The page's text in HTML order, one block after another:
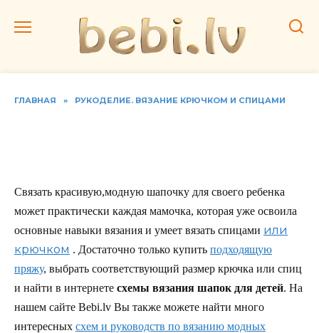
ГЛАВНАЯ » РУКОДЕЛИЕ. ВЯЗАНИЕ КРЮЧКОМ И СПИЦАМИ
Связать красивую,модную шапочку для своего ребенка
может практически каждая мамочка, которая уже освоила
основные навыки вязания и умеет вязать спицами или
крючком . Достаточно только купить подходящую
пряжу, выбрать соответствующий размер крючка или спиц
и найти в интернете схемы вязания шапок для детей. На
нашем сайте Bebi.lv Вы также можете найти много
интересных схем и руководств по вязанию модных